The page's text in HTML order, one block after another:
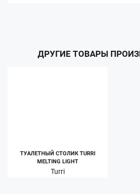
ДРУГИЕ ТОВАРЫ
ТУАЛЕТНЫЙ СТОЛИК TURRI
MELTING LIGHT
Turri